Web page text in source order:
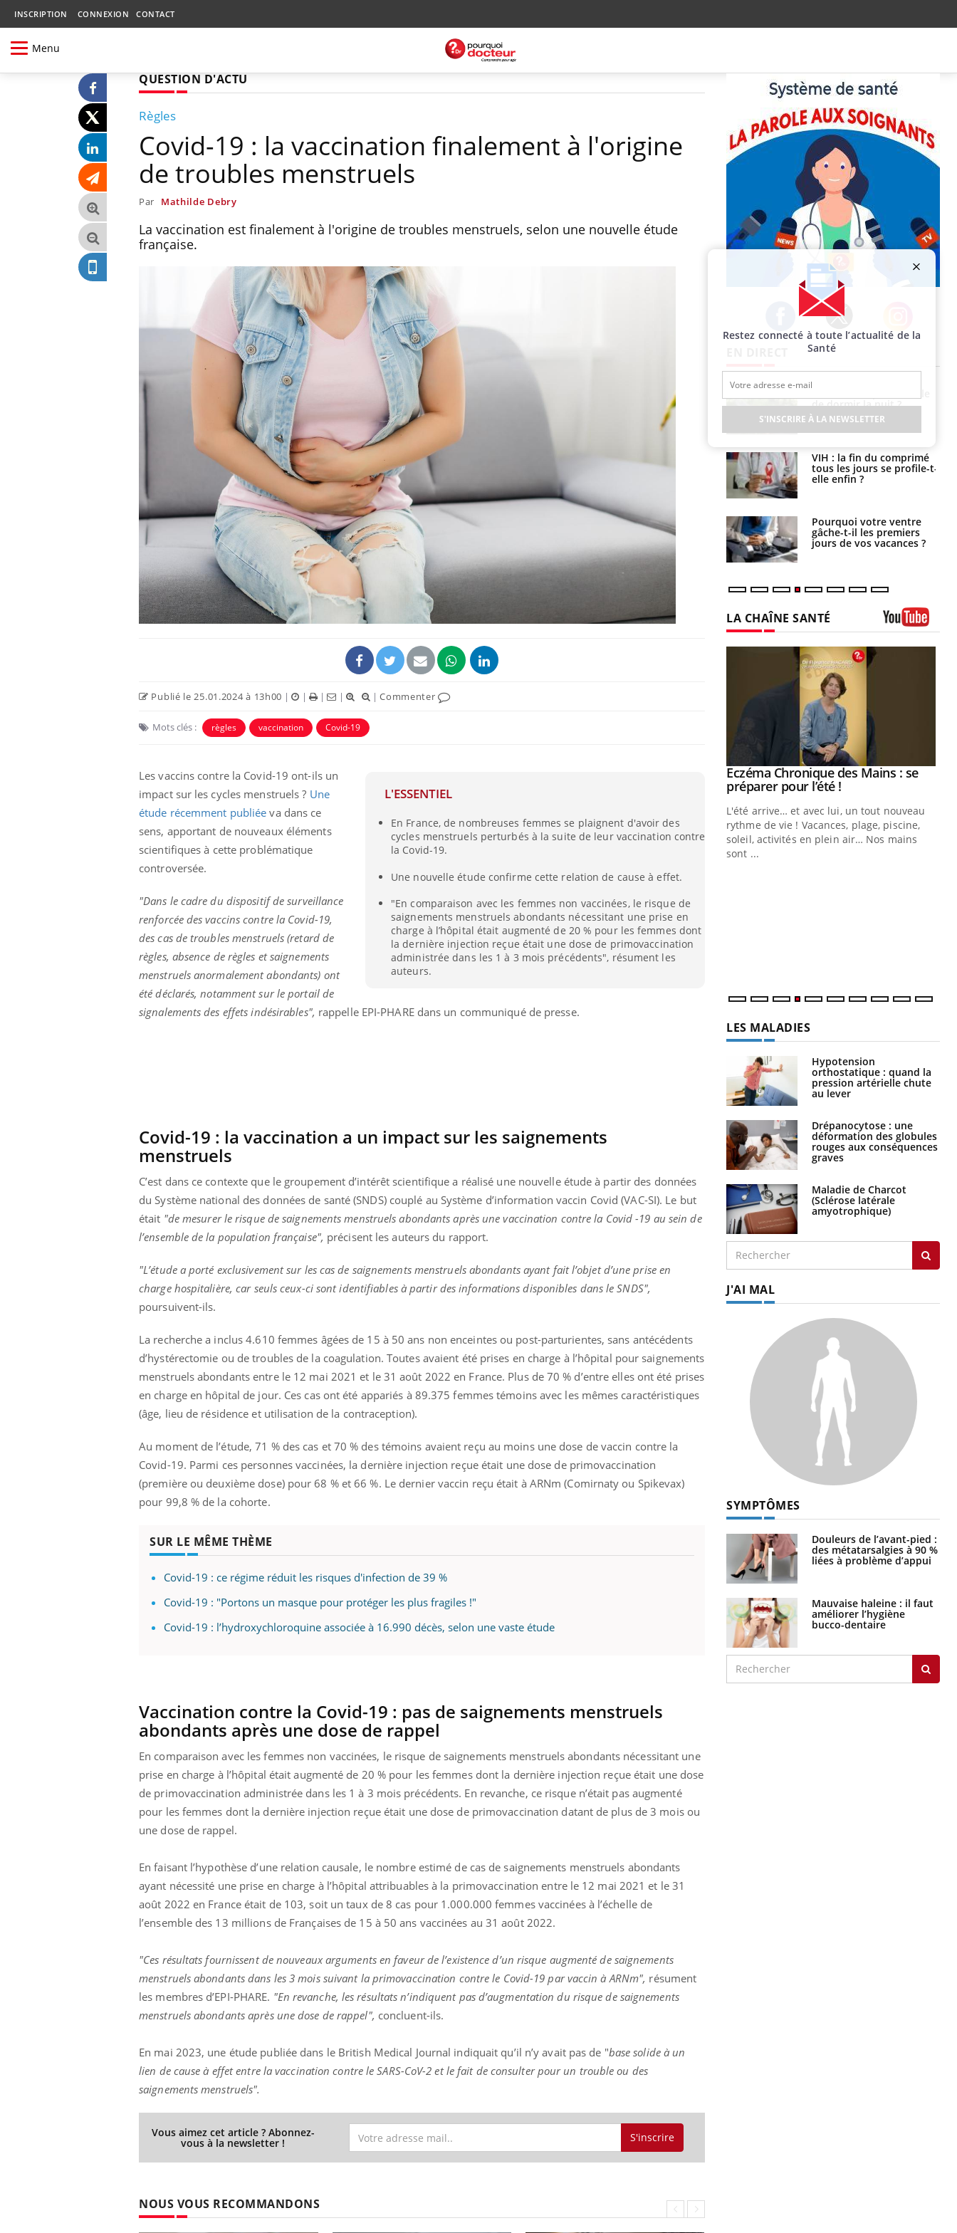
INSCRIPTION CONNEXION CONTACT
Menu
QUESTION D'ACTU
Règles
Covid-19 : la vaccination finalement à l'origine
de troubles menstruels
Par Mathilde Debry
La vaccination est finalement à l'origine de troubles menstruels, selon une nouvelle étude
française.
Publié le 25.01.2024 à 13h00 | | | | |Commenter
Mots clés : règles vaccination Covid-19
L'ESSENTIEL
En France, de nombreuses femmes se plaignent d'avoir des
cycles menstruels perturbés à la suite de leur vaccination contre
la Covid-19.
Une nouvelle étude confirme cette relation de cause à effet.
"En comparaison avec les femmes non vaccinées, le risque de
saignements menstruels abondants nécessitant une prise en
charge à l’hôpital était augmenté de 20 % pour les femmes dont
la dernière injection reçue était une dose de primovaccination
administrée dans les 1 à 3 mois précédents", résument les
auteurs.
Les vaccins contre la Covid-19 ont-ils un
impact sur les cycles menstruels ? Une
étude récemment publiée va dans ce
sens, apportant de nouveaux éléments
scientifiques à cette problématique
controversée.
"Dans le cadre du dispositif de surveillance
renforcée des vaccins contre la Covid-19,
des cas de troubles menstruels (retard de
règles, absence de règles et saignements
menstruels anormalement abondants) ont
été déclarés, notamment sur le portail de
signalements des effets indésirables", rappelle EPI-PHARE dans un communiqué de presse.
Covid-19 : la vaccination a un impact sur les saignements
menstruels
C’est dans ce contexte que le groupement d’intérêt scientifique a réalisé une nouvelle étude à partir des données
du Système national des données de santé (SNDS) couplé au Système d’information vaccin Covid (VAC-SI). Le but
était "de mesurer le risque de saignements menstruels abondants après une vaccination contre la Covid -19 au sein de
l’ensemble de la population française", précisent les auteurs du rapport.
"L’étude a porté exclusivement sur les cas de saignements menstruels abondants ayant fait l’objet d’une prise en
charge hospitalière, car seuls ceux-ci sont identifiables à partir des informations disponibles dans le SNDS",
poursuivent-ils.
La recherche a inclus 4.610 femmes âgées de 15 à 50 ans non enceintes ou post-parturientes, sans antécédents
d’hystérectomie ou de troubles de la coagulation. Toutes avaient été prises en charge à l’hôpital pour saignements
menstruels abondants entre le 12 mai 2021 et le 31 août 2022 en France. Plus de 70 % d’entre elles ont été prises
en charge en hôpital de jour. Ces cas ont été appariés à 89.375 femmes témoins avec les mêmes caractéristiques
(âge, lieu de résidence et utilisation de la contraception).
Au moment de l’étude, 71 % des cas et 70 % des témoins avaient reçu au moins une dose de vaccin contre la
Covid-19. Parmi ces personnes vaccinées, la dernière injection reçue était une dose de primovaccination
(première ou deuxième dose) pour 68 % et 66 %. Le dernier vaccin reçu était à ARNm (Comirnaty ou Spikevax)
pour 99,8 % de la cohorte.
SUR LE MÊME THÈME
Covid-19 : ce régime réduit les risques d'infection de 39 %
Covid-19 : "Portons un masque pour protéger les plus fragiles !"
Covid-19 : l’hydroxychloroquine associée à 16.990 décès, selon une vaste étude
Vaccination contre la Covid-19 : pas de saignements menstruels
abondants après une dose de rappel
En comparaison avec les femmes non vaccinées, le risque de saignements menstruels abondants nécessitant une
prise en charge à l’hôpital était augmenté de 20 % pour les femmes dont la dernière injection reçue était une dose
de primovaccination administrée dans les 1 à 3 mois précédents. En revanche, ce risque n’était pas augmenté
pour les femmes dont la dernière injection reçue était une dose de primovaccination datant de plus de 3 mois ou
une dose de rappel.
En faisant l’hypothèse d’une relation causale, le nombre estimé de cas de saignements menstruels abondants
ayant nécessité une prise en charge à l’hôpital attribuables à la primovaccination entre le 12 mai 2021 et le 31
août 2022 en France était de 103, soit un taux de 8 cas pour 1.000.000 femmes vaccinées à l’échelle de
l’ensemble des 13 millions de Françaises de 15 à 50 ans vaccinées au 31 août 2022.
"Ces résultats fournissent de nouveaux arguments en faveur de l’existence d’un risque augmenté de saignements
menstruels abondants dans les 3 mois suivant la primovaccination contre le Covid-19 par vaccin à ARNm", résument
les membres d’EPI-PHARE. "En revanche, les résultats n’indiquent pas d’augmentation du risque de saignements
menstruels abondants après une dose de rappel", concluent-ils.
En mai 2023, une étude publiée dans le British Medical Journal indiquait qu’il n’y avait pas de "base solide à un
lien de cause à effet entre la vaccination contre le SARS-CoV-2 et le fait de consulter pour un trouble ou des
saignements menstruels".
Vous aimez cet article ? Abonnez-
vous à la newsletter ! S'inscrire
NOUS VOUS RECOMMANDONS
Facebook Twitter Instagram
Hantavirus : un cas
détecté chez un touriste
en France
Mortalité infantile : un
rapport s’interroge sur
son taux élevé en France
Grossesse à risque : ce jus
naturel attire l'attention
des chercheurs
Comment oublier les
écrans en vacances ?
Toujours connectés :
comment le travail
empiète de plus en plus
sur nos soirées
Cancer colorectal : une
stratégie simple aurait
changé la donne au Pays
basque
Chikungunya, dengue,
West Nile : que se passe-
t-il dans le sud de la
protègent-ils aussi les os
Cytomégalovirus : ce qui
change dans la prise en
charge des femmes
enceintes
de dormir la nuit ?
VIH : la fin du comprimé
tous les jours se profile-t-
elle enfin ?
Pourquoi votre ventre
gâche-t-il les premiers
jours de vos vacances ?
LA CHAÎNE SANTÉ
Eczéma Chronique des Mains :
expliquer ma maladie Youtube
Il y a des sujets qui sont faciles à aborder...
d'autres non ! D'un côté, poser des
questions sur la maladie d'un proche c'est
Youtube
Carence en fer : comprendre pour
prévenir Youtube
Fatigue, irritabilité, brouillard mental ou
même alopécie… Les symptômes de la
carence en fer sont multiples ce qui la rend
...
reste entourée d'idées reçues chez les
patients comme parfois chez les soignants.
Youtube
Eczéma Chronique des Mains : se
préparer pour l’été !Youtube
L'été arrive… et avec lui, un tout nouveau
rythme de vie ! Vacances, plage, piscine,
soleil, activités en plein air… Nos mains
sont ...
LES MALADIES
Hypotension
orthostatique : quand la
pression artérielle chute
au lever
Drépanocytose : une
déformation des globules
rouges aux conséquences
graves
Maladie de Charcot
(Sclérose latérale
amyotrophique)
J'AI MAL
SYMPTÔMES
Douleurs de l’avant-pied :
des métatarsalgies à 90 %
liées à problème d’appui
Mauvaise haleine : il faut
améliorer l’hygiène
bucco-dentaire
Restez connecté à toute l’actualité de la
Santé
S'INSCRIRE À LA NEWSLETTER